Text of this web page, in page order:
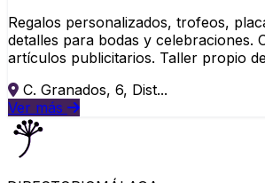
Regalos personalizados, trofeos,
detalles para bodas y celebraciones.
artículos publicitarios. Taller propio
C. Granados, 6, Dist...
Ver más